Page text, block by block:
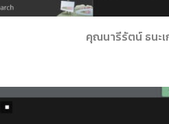
คุณนารีรัตน์ ธนะ